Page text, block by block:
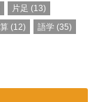
片足 (13)
(12) 語学 (35)